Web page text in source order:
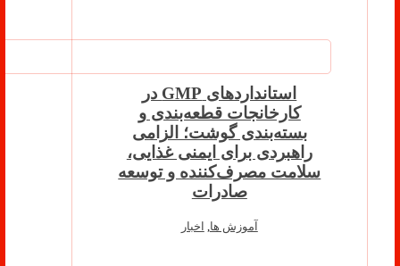
استانداردهای GMP در
کارخانجات قطعه‌بندی و
بسته‌بندی گوشت؛ الزامی
راهبردی برای ایمنی غذایی،
سلامت مصرف‌کننده و توسعه
صادرات
آموزش ها, اخبار